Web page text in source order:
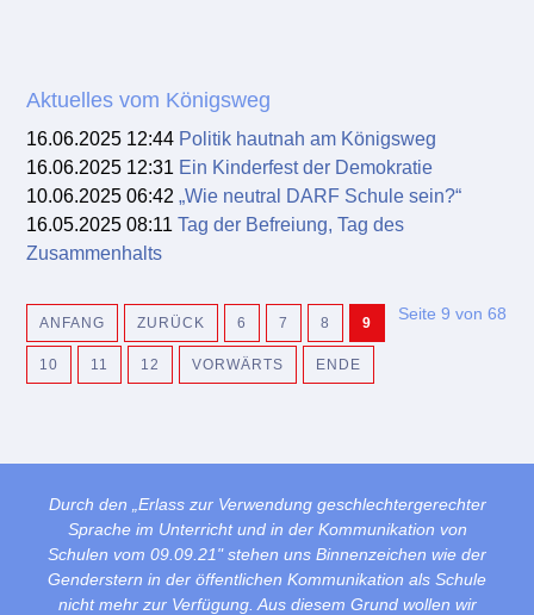
Aktuelles vom Königsweg
16.06.2025 12:44 Politik hautnah am Königsweg
16.06.2025 12:31 Ein Kinderfest der Demokratie
10.06.2025 06:42 „Wie neutral DARF Schule sein?“
16.05.2025 08:11 Tag der Befreiung, Tag des
Zusammenhalts
Seite 9 von 68
ANFANG ZURÜCK 6 7 8 9
10 11 12 VORWÄRTS ENDE
Durch den „Erlass zur Verwendung geschlechtergerechter
Sprache im Unterricht und in der Kommunikation von
Schulen vom 09.09.21" stehen uns Binnenzeichen wie der
Genderstern in der öffentlichen Kommunikation als Schule
nicht mehr zur Verfügung. Aus diesem Grund wollen wir